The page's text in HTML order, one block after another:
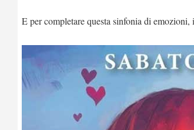
E per completare questa sinfonia di emozioni,